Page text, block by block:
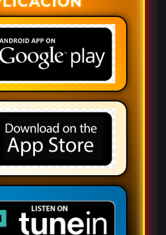
RANCHERITA
PM a 5 PM
TUÑON
5 PM a 7 PM
DJ CHARLY